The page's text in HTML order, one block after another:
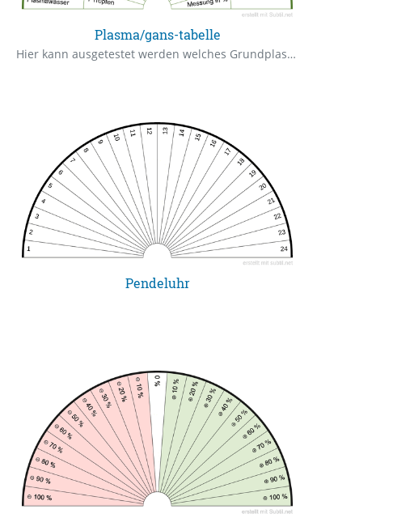
Plasma/gans-tabelle
Hier kann ausgetestet werden welches Grundplasma und in welcher Dosierung benötigt wird
Pendeluhr